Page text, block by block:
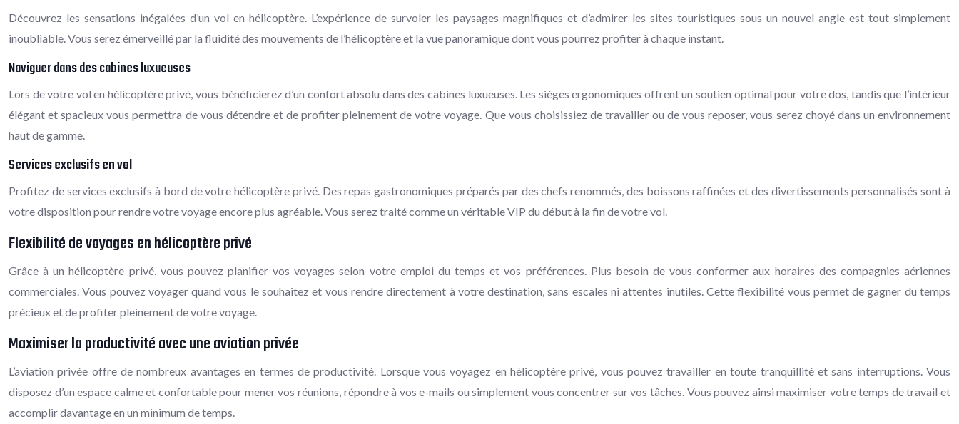
Découvrez les sensations inégalées d’un vol en hélicoptère. L’expérience de survoler les paysages magnifiques et d’admirer les sites touristiques sous un nouvel angle est tout simplement
inoubliable. Vous serez émerveillé par la fluidité des mouvements de l’hélicoptère et la vue panoramique dont vous pourrez profiter à chaque instant.
Naviguer dans des cabines luxueuses
Lors de votre vol en hélicoptère privé, vous bénéficierez d’un confort absolu dans des cabines luxueuses. Les sièges ergonomiques offrent un soutien optimal pour votre dos, tandis que l’intérieur
élégant et spacieux vous permettra de vous détendre et de profiter pleinement de votre voyage. Que vous choisissiez de travailler ou de vous reposer, vous serez choyé dans un environnement
haut de gamme.
Services exclusifs en vol
Profitez de services exclusifs à bord de votre hélicoptère privé. Des repas gastronomiques préparés par des chefs renommés, des boissons raffinées et des divertissements personnalisés sont à
votre disposition pour rendre votre voyage encore plus agréable. Vous serez traité comme un véritable VIP du début à la fin de votre vol.
Flexibilité de voyages en hélicoptère privé
Grâce à un hélicoptère privé, vous pouvez planifier vos voyages selon votre emploi du temps et vos préférences. Plus besoin de vous conformer aux horaires des compagnies aériennes
commerciales. Vous pouvez voyager quand vous le souhaitez et vous rendre directement à votre destination, sans escales ni attentes inutiles. Cette flexibilité vous permet de gagner du temps
précieux et de profiter pleinement de votre voyage.
Maximiser la productivité avec une aviation privée
L’aviation privée offre de nombreux avantages en termes de productivité. Lorsque vous voyagez en hélicoptère privé, vous pouvez travailler en toute tranquillité et sans interruptions. Vous
disposez d’un espace calme et confortable pour mener vos réunions, répondre à vos e-mails ou simplement vous concentrer sur vos tâches. Vous pouvez ainsi maximiser votre temps de travail et
accomplir davantage en un minimum de temps.